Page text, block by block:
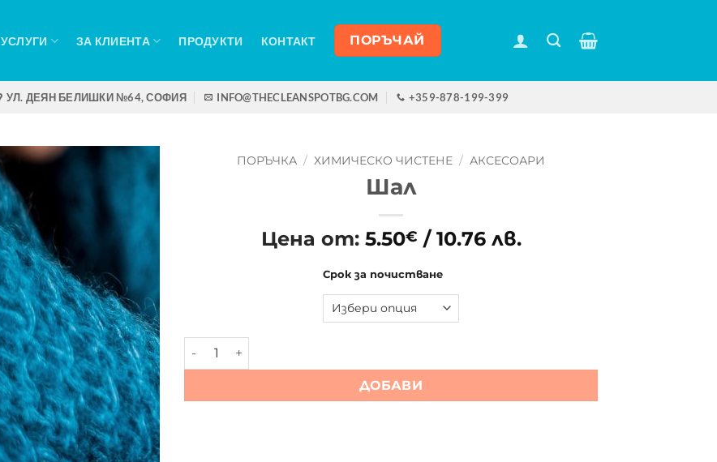
УСЛУГИ ЗА КЛИЕНТА ПРОДУКТИ КОНТАКТ ПОРЪЧАЙ
УЛ. ДЕЯН БЕЛИШКИ №64, СОФИЯ INFO@THECLEANSPOTBG.COM +359-878-199-399
ПОРЪЧКА / ХИМИЧЕСКО ЧИСТЕНЕ / АКСЕСОАРИ
Шал
Цена от: 5.50€ / 10.76 лв.
Срок за почистване
количество за Шал
ДОБАВИ